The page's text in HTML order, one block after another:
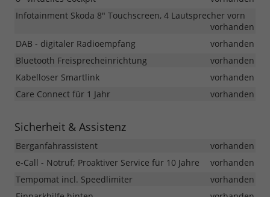
Infotainment Skoda 8" Touchscreen, 4 Lautsprecher vorn
vorhanden
DAB - digitaler Radioempfang
vorhanden
Bluetooth Freisprecheinrichtung
vorhanden
Kabelloser Smartlink
vorhanden
Care Connect für 1 Jahr
vorhanden
Sicherheit & Assistenz
Berganfahrassistent
vorhanden
e-Call - Notruf; Proaktiver Service für 10 Jahre
vorhanden
Tempomat incl. Speedlimiter
vorhanden